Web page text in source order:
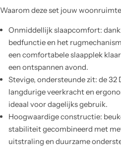
Waarom deze set jouw
Onmiddellijk slaapcomfort:
bedfunctie en het
een comfortabele slaapplek
een ontspannen avond.
Stevige, ondersteunde zit: de
langdurige veerkracht en
ideaal voor dagelijks gebruik.
Hoogwaardige constructie:
stabiliteit gecombineerd met
uitstraling en duurzame